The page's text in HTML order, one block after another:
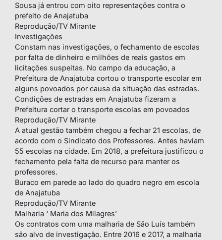
Sousa já entrou com oito representações contra o
prefeito de Anajatuba
Reprodução/TV Mirante
Investigações
Constam nas investigações, o fechamento de escolas
por falta de dinheiro e milhões de reais gastos em
licitações suspeitas. No campo da educação, a
Prefeitura de Anajatuba cortou o transporte escolar em
alguns povoados por causa da situação das estradas.
Condições de estradas em Anajatuba fizeram a
Prefeitura cortar o transporte escolas em povoados
Reprodução/TV Mirante
A atual gestão também chegou a fechar 21 escolas, de
acordo com o Sindicato dos Professores. Antes haviam
55 escolas na cidade. Em 2018, a prefeitura justificou o
fechamento pela falta de recurso para manter os
professores.
Buraco em parede ao lado do quadro negro em escola
de Anajatuba
Reprodução/TV Mirante
Malharia ‘ Maria dos Milagres’
Os contratos com uma malharia de São Luís também
são alvo de investigação. Entre 2016 e 2017, a malharia